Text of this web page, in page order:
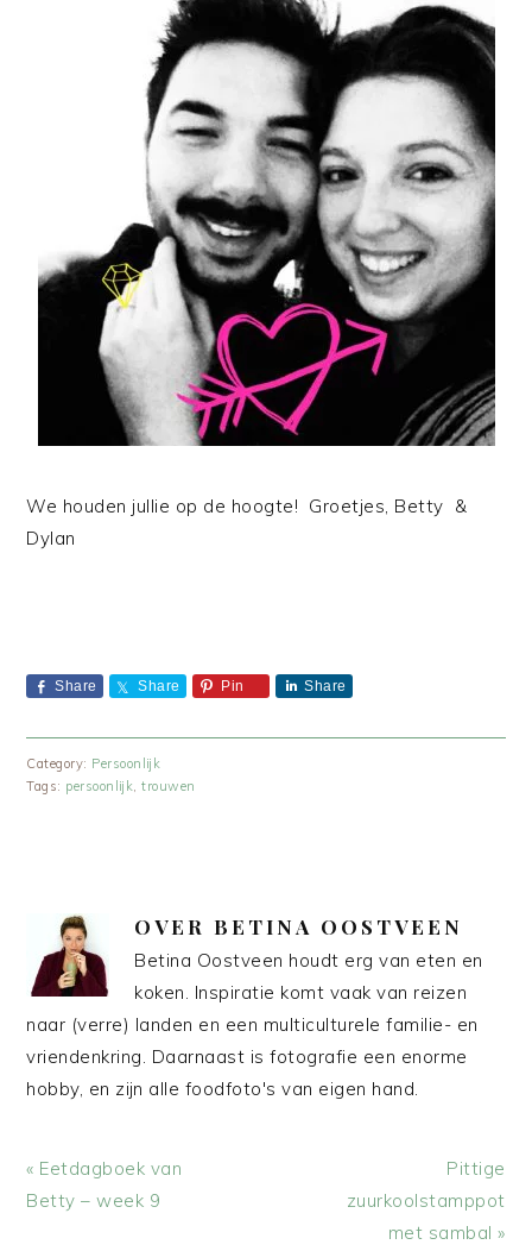
We houden jullie op de hoogte! Groetjes, Betty &
Dylan
Share Share Pin Share
Category: Persoonlijk
Tags: persoonlijk,trouwen
OVER BETINA OOSTVEEN
Betina Oostveen houdt erg van eten en
koken. Inspiratie komt vaak van reizen
naar (verre) landen en een multiculturele familie- en
vriendenkring. Daarnaast is fotografie een enorme
hobby, en zijn alle foodfoto's van eigen hand.
Vorig
bericht:
« Eetdagboek van
Betty – week 9
Volgend
bericht:
Pittige
zuurkoolstamppot
met sambal »